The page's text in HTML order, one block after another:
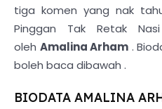
tiga komen yang nak
Pinggan Tak Retak
oleh Amalina Arham .
boleh baca dibawah .
BIODATA AMALINA